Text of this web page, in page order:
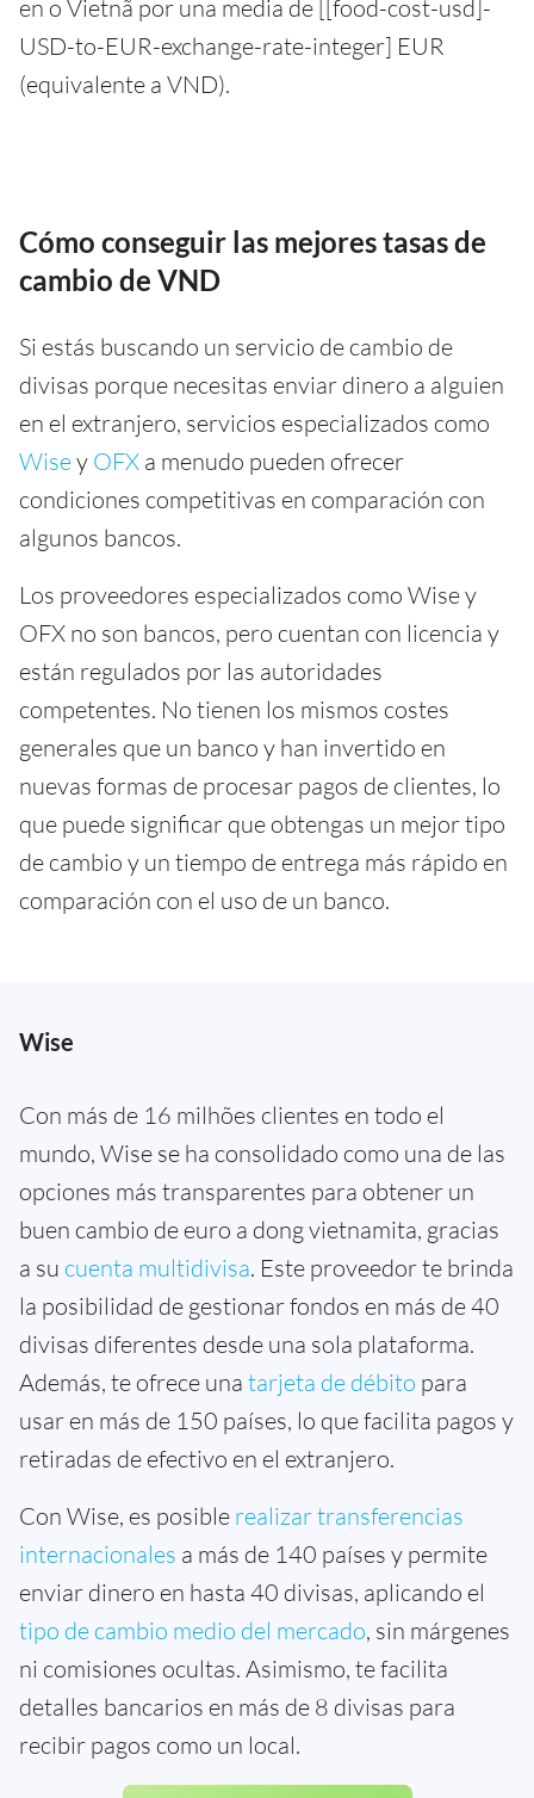
en o Vietnã por una media de [[food-cost-usd]-
USD-to-EUR-exchange-rate-integer] EUR
(equivalente a VND).
Cómo conseguir las mejores tasas de
cambio de VND
Si estás buscando un servicio de cambio de
divisas porque necesitas enviar dinero a alguien
en el extranjero, servicios especializados como
Wisey OFX a menudo pueden ofrecer
condiciones competitivas en comparación con
algunos bancos.
Los proveedores especializados como Wise y
OFX no son bancos, pero cuentan con licencia y
están regulados por las autoridades
competentes. No tienen los mismos costes
generales que un banco y han invertido en
nuevas formas de procesar pagos de clientes, lo
que puede significar que obtengas un mejor tipo
de cambio y un tiempo de entrega más rápido en
comparación con el uso de un banco.
Wise
Con más de 16 milhões clientes en todo el
mundo, Wise se ha consolidado como una de las
opciones más transparentes para obtener un
buen cambio de euro a dong vietnamita, gracias
a su cuenta multidivisa. Este proveedor te brinda
la posibilidad de gestionar fondos en más de 40
divisas diferentes desde una sola plataforma.
Además, te ofrece una tarjeta de débito para
usar en más de 150 países, lo que facilita pagos y
retiradas de efectivo en el extranjero.
Con Wise, es posible realizar transferencias
internacionales a más de 140 países y permite
enviar dinero en hasta 40 divisas, aplicando el
tipo de cambio medio del mercado, sin márgenes
ni comisiones ocultas. Asimismo, te facilita
detalles bancarios en más de 8 divisas para
recibir pagos como un local.